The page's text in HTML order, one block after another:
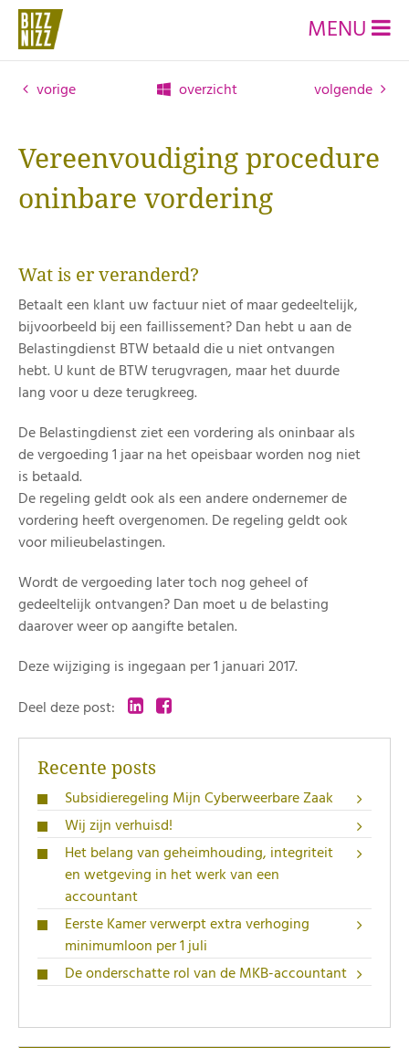
MENU
vorige overzicht volgende
Vereenvoudiging procedure
oninbare vordering
Wat is er veranderd?
Betaalt een klant uw factuur niet of maar gedeeltelijk,
bijvoorbeeld bij een faillissement? Dan hebt u aan de
Belastingdienst BTW betaald die u niet ontvangen
hebt. U kunt de BTW terugvragen, maar het duurde
lang voor u deze terugkreeg.
De Belastingdienst ziet een vordering als oninbaar als
de vergoeding 1 jaar na het opeisbaar worden nog niet
is betaald.
De regeling geldt ook als een andere ondernemer de
vordering heeft overgenomen. De regeling geldt ook
voor milieubelastingen.
Wordt de vergoeding later toch nog geheel of
gedeeltelijk ontvangen? Dan moet u de belasting
daarover weer op aangifte betalen.
Deze wijziging is ingegaan per 1 januari 2017.
Deel deze post:
Recente posts
Subsidieregeling Mijn Cyberweerbare Zaak
Wij zijn verhuisd!
Het belang van geheimhouding, integriteit
en wetgeving in het werk van een
accountant
Eerste Kamer verwerpt extra verhoging
minimumloon per 1 juli
De onderschatte rol van de MKB-accountant